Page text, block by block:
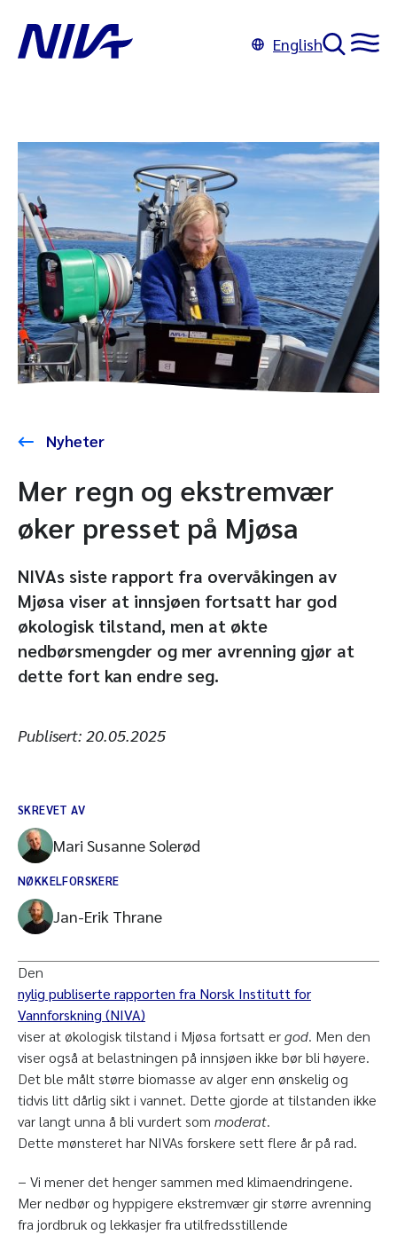
English
Nyheter
Mer regn og ekstremvær
øker presset på Mjøsa
NIVAs siste rapport fra overvåkingen av
Mjøsa viser at innsjøen fortsatt har god
økologisk tilstand, men at økte
nedbørsmengder og mer avrenning gjør at
dette fort kan endre seg.
Publisert: 20.05.2025
SKREVET AV
Mari Susanne Solerød
NØKKELFORSKERE
Jan-Erik Thrane
Den
nylig publiserte rapporten fra Norsk Institutt for
Vannforskning (NIVA)
viser at økologisk tilstand i Mjøsa fortsatt ergod. Men den
viser også at belastningen på innsjøen ikke bør bli høyere.
Det ble målt større biomasse av alger enn ønskelig og
tidvis litt dårlig sikt i vannet. Dette gjorde at tilstanden ikke
var langt unna å bli vurdert som moderat.
Dette mønsteret har NIVAs forskere sett flere år på rad.
− Vi mener det henger sammen med klimaendringene.
Mer nedbør og hyppigere ekstremvær gir større avrenning
fra jordbruk og lekkasjer fra utilfredsstillende